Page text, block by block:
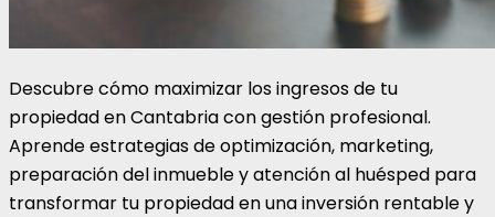
Descubre cómo maximizar los ingresos de tu
propiedad en Cantabria con gestión profesional.
Aprende estrategias de optimización, marketing,
preparación del inmueble y atención al huésped para
transformar tu propiedad en una inversión rentable y